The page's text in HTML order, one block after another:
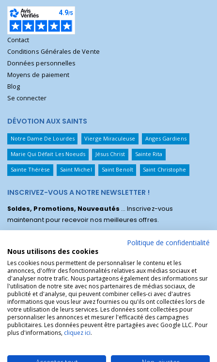
Contact
Conditions Générales de Vente
Données personnelles
Moyens de paiement
Blog
Se connecter
DÉVOTION AUX SAINTS
Notre Dame De Lourdes Vierge Miraculeuse Anges Gardiens
Marie Qui Défait Les Noeuds Jésus Christ Sainte Rita
Sainte Thérèse Saint Michel Saint Benoît Saint Christophe
INSCRIVEZ-VOUS A NOTRE NEWSLETTER !
Soldes, Promotions, Nouveautés ... Inscrivez-vous
maintenant pour recevoir nos meilleures offres.
La Boutique des Chrétiens © | La boutique religieuse chrétienne de
référence !.
Politique de confidentialité
Nous utilisons des cookies
Les cookies nous permettent de personnaliser le contenu et les
annonces, d'offrir des fonctionnalités relatives aux médias sociaux et
d'analyser notre trafic. Nous partageons également des informations sur
l'utilisation de notre site avec nos partenaires de médias sociaux, de
publicité et d'analyse, qui peuvent combiner celles-ci avec d'autres
informations que vous leur avez fournies ou qu'ils ont collectées lors de
votre utilisation de leurs services. Les données sont collectées pour
personnaliser les annonces et mesurer l'efficacité des campagnes
publicitaires. Les données peuvent être partagées avec Google LLC. Pour
plus d'informations, cliquez ici.